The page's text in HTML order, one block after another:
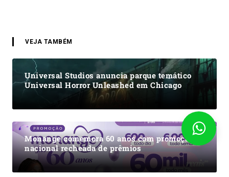
VEJA TAMBÉM
Universal Studios anuncia parque temático
Universal Horror Unleashed em Chicago
Monange comemora 60 anos com promoção
nacional recheada de prêmios